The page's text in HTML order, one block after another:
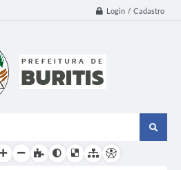
Login / Cadastro